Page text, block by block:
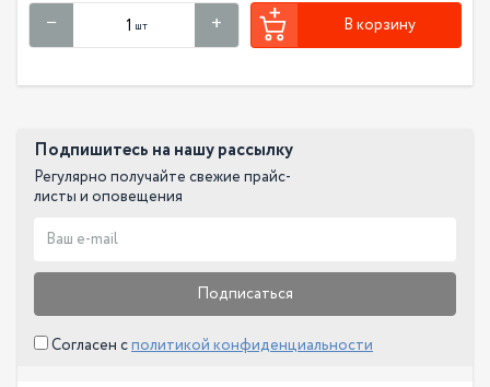
шт В корзину
Подпишитесь на нашу рассылку
Регулярно получайте свежие прайс-
листы и оповещения
Подписаться
Согласен сполитикой конфиденциальности